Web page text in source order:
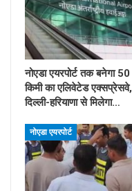
नोएडा एयरपोर्ट तक बनेगा 50
किमी का एलिवेटेड एक्सप्रेसवे,
दिल्ली-हरियाणा से मिलेगा…
नोएडा एयरपोर्ट